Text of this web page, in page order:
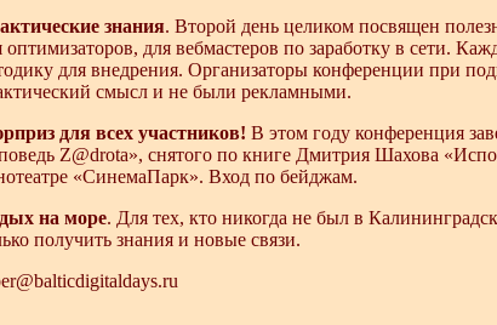
знания. Второй день целиком посвящен
оптимизаторов, для вебмастеров по заработку в сети.
для внедрения. Организаторы конференции при
смысл и не были рекламными.
для всех участников! В этом году конференция
Z@drota», снятого по книге Дмитрия Шахова
«СинемаПарк». Вход по бейджам.
на море. Для тех, кто никогда не был в
получить знания и новые связи.